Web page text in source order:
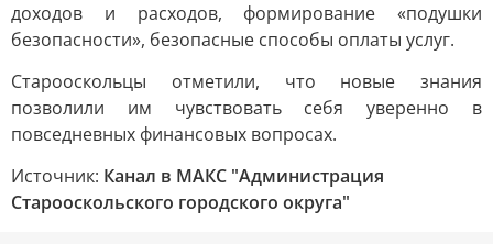
доходов и расходов, формирование «подушки
безопасности», безопасные способы оплаты услуг.
Старооскольцы отметили, что новые знания
позволили им чувствовать себя уверенно в
повседневных финансовых вопросах.
Источник: Канал в МАКС "Администрация
Старооскольского городского округа"